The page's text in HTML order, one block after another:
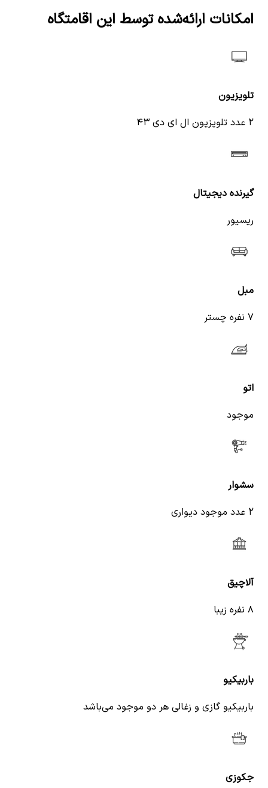
امکانات ارائه‌شده توسط این اقامتگاه
تلویزیون
۲ عدد تلویزیون ال ای دی ۴۳
گیرنده دیجیتال
ریسیور
مبل
۷ نفره چستر
اتو
موجود
سشوار
۲ عدد موجود دیواری
آلاچیق
۸ نفره زیبا
باربیکیو
باربیکیو گازی و زغالی هر دو موجود می‌باشد
جکوزی